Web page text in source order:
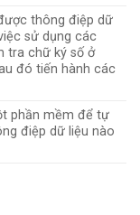
thông điệp dữ
sử dụng các
tra chữ ký số ở
đó tiến hành các
phần mềm để tự
điệp dữ liệu nào